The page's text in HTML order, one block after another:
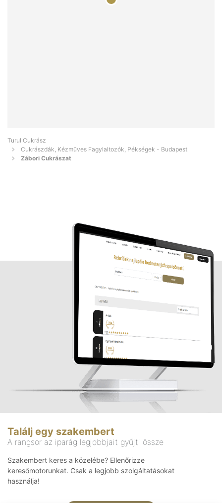
Turul Cukrász
Cukrászdák, Kézműves Fagylaltozók, Pékségek - Budapest
Zábori Cukrászat
Találj egy szakembert
A rangsor az iparág legjobbjait gyűjti össze
Szakembert keres a közelébe? Ellenőrizze
keresőmotorunkat. Csak a legjobb szolgáltatásokat
használja!